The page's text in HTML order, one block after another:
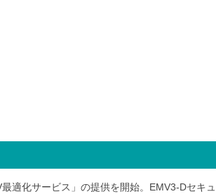
適化サービス」の提供を開始。EMV3-Dセキュ